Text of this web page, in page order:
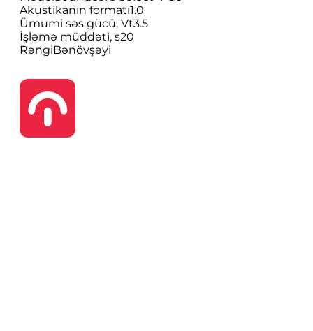
Akustikanın formatı1.0
Ümumi səs gücü, Vt3.5
İşləmə müddəti, s20
RəngiBənövşəyi